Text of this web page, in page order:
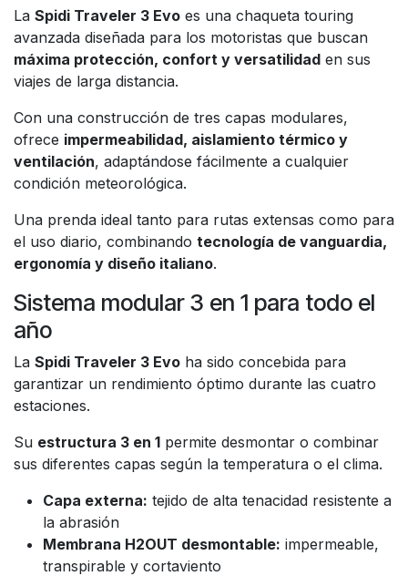
La Spidi Traveler 3 Evo es una chaqueta touring
avanzada diseñada para los motoristas que buscan
máxima protección, confort y versatilidad en sus
viajes de larga distancia.
Con una construcción de tres capas modulares,
ofrece impermeabilidad, aislamiento térmico y
ventilación, adaptándose fácilmente a cualquier
condición meteorológica.
Una prenda ideal tanto para rutas extensas como para
el uso diario, combinando tecnología de vanguardia,
ergonomía y diseño italiano.
Sistema modular 3 en 1 para todo el
año
La Spidi Traveler 3 Evo ha sido concebida para
garantizar un rendimiento óptimo durante las cuatro
estaciones.
Su estructura 3 en 1 permite desmontar o combinar
sus diferentes capas según la temperatura o el clima.
Capa externa: tejido de alta tenacidad resistente a
la abrasión
Membrana H2OUT desmontable: impermeable,
transpirable y cortaviento